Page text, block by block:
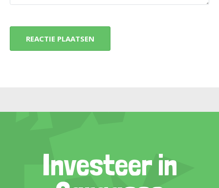
Investeer in